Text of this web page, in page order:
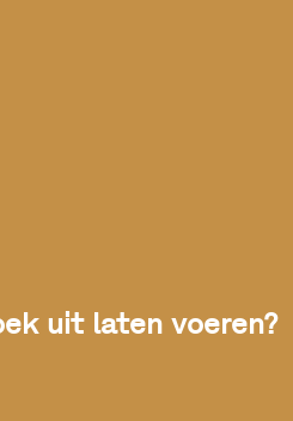
uit laten voeren?